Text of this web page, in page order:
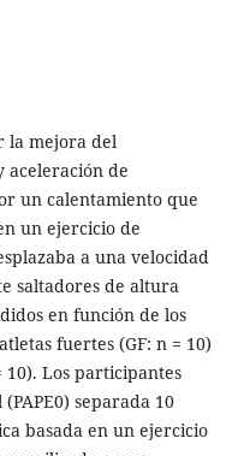
la mejora del
aceleración de
un calentamiento que
un ejercicio de
a una velocidad
saltadores de altura
en función de los
fuertes (GF: n = 10)
10). Los participantes
separada 10
basada en un ejercicio